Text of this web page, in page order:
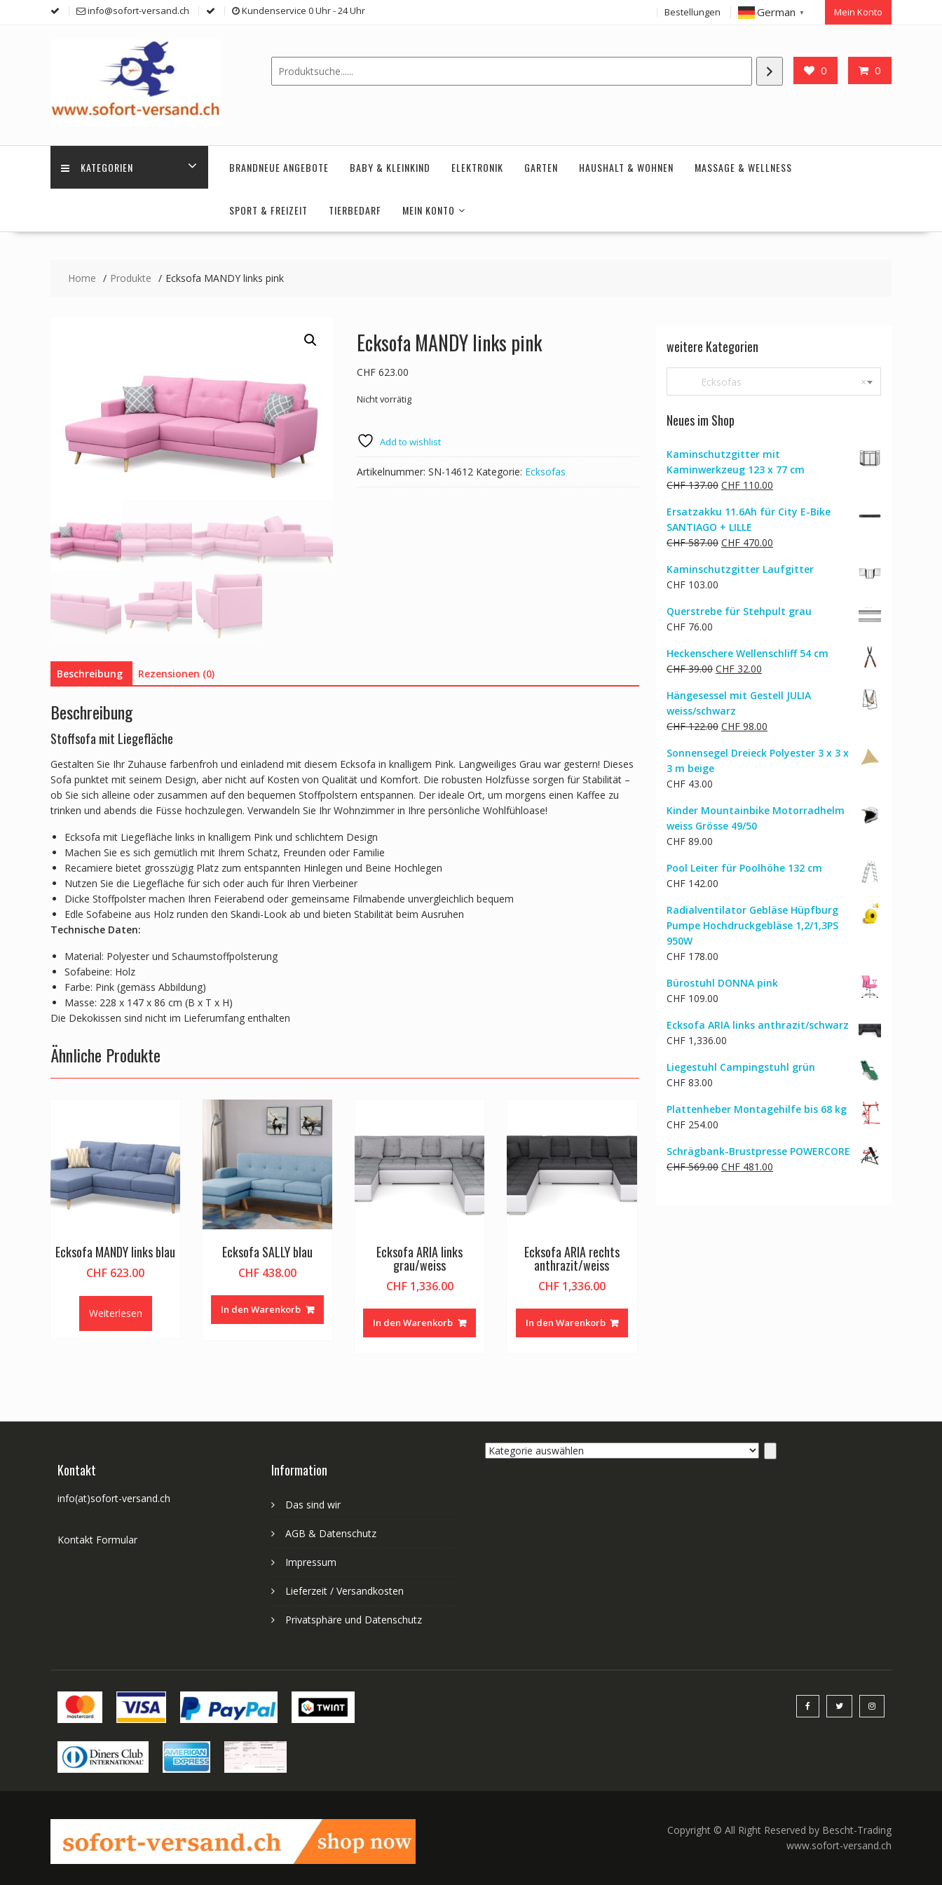
info@sofort-versand.ch Kundenservice 0 Uhr - 24 Uhr Bestellungen German ▼ Mein Konto
0 0
KATEGORIEN BRANDNEUE ANGEBOTE BABY & KLEINKIND ELEKTRONIK GARTEN HAUSHALT & WOHNEN MASSAGE & WELLNESS
SPORT & FREIZEIT TIERBEDARF MEIN KONTO
Home Produkte Ecksofa MANDY links pink
Ecksofa MANDY links pink
CHF623.00
Nicht vorrätig
Add to wishlist
Artikelnummer: SN-14612 Kategorie: Ecksofas
Beschreibung Rezensionen (0)
Beschreibung
Stoffsofa mit Liegefläche
Gestalten Sie Ihr Zuhause farbenfroh und einladend mit diesem Ecksofa in knalligem Pink. Langweiliges Grau war gestern! Dieses
Sofa punktet mit seinem Design, aber nicht auf Kosten von Qualität und Komfort. Die robusten Holzfüsse sorgen für Stabilität –
ob Sie sich alleine oder zusammen auf den bequemen Stoffpolstern entspannen. Der ideale Ort, um morgens einen Kaffee zu
trinken und abends die Füsse hochzulegen. Verwandeln Sie Ihr Wohnzimmer in Ihre persönliche Wohlfühloase!
Ecksofa mit Liegefläche links in knalligem Pink und schlichtem Design
Machen Sie es sich gemütlich mit Ihrem Schatz, Freunden oder Familie
Recamiere bietet grosszügig Platz zum entspannten Hinlegen und Beine Hochlegen
Nutzen Sie die Liegefläche für sich oder auch für Ihren Vierbeiner
Dicke Stoffpolster machen Ihren Feierabend oder gemeinsame Filmabende unvergleichlich bequem
Edle Sofabeine aus Holz runden den Skandi-Look ab und bieten Stabilität beim Ausruhen
Technische Daten:
Material: Polyester und Schaumstoffpolsterung
Sofabeine: Holz
Farbe: Pink (gemäss Abbildung)
Masse: 228 x 147 x 86 cm (B x T x H)
Die Dekokissen sind nicht im Lieferumfang enthalten
Ähnliche Produkte
Ecksofa MANDY links blau
CHF 623.00
Weiterlesen
Ecksofa SALLY blau
CHF 438.00
In den Warenkorb
Ecksofa ARIA links
grau/weiss
CHF1,336.00
In den Warenkorb
Ecksofa ARIA rechts
anthrazit/weiss
CHF1,336.00
In den Warenkorb
weitere Kategorien
×
Ecksofas
Neues im Shop
Kaminschutzgitter mit
Kaminwerkzeug 123 x 77 cm
CHF137.00 Ursprünglicher
war:
CHF 137.00
CHF 110.00
ist:
Ersatzakku 11.6Ah für City E-Bike
SANTIAGO + LILLE
CHF587.00 Ursprünglicher
war:
CHF 470.00
ist:
Kaminschutzgitter Laufgitter
CHF 103.00
Querstrebe für Stehpult grau
CHF 76.00
Heckenschere Wellenschliff 54 cm
CHF39.00 Ursprünglicher
war:
CHF 39.00
CHF 32.00
ist:
Hängesessel mit Gestell JULIA
weiss/schwarz
CHF122.00 Ursprünglicher
war:
CHF 98.00
ist:
Sonnensegel Dreieck Polyester 3 x 3 x
3 m beige
CHF 43.00
Kinder Mountainbike Motorradhelm
weiss Grösse 49/50
CHF 89.00
Pool Leiter für Poolhöhe 132 cm
CHF 142.00
Radialventilator Gebläse Hüpfburg
Pumpe Hochdruckgebläse 1,2/1,3PS
950W
CHF 178.00
Bürostuhl DONNA pink
CHF 109.00
Ecksofa ARIA links anthrazit/schwarz
CHF 1,336.00
Liegestuhl Campingstuhl grün
CHF 83.00
Plattenheber Montagehilfe bis 68 kg
CHF 254.00
Schrägbank-Brustpresse POWERCORE
CHF569.00 Ursprünglicher
CHF 481.00
Kontakt
info(at)sofort-versand.ch
Kontakt Formular
Information
Das sind wir
AGB & Datenschutz
Impressum
Lieferzeit / Versandkosten
Privatsphäre und Datenschutz
Kategorie
Copyright © All Right Reserved by Bescht-Trading
www.sofort-versand.ch